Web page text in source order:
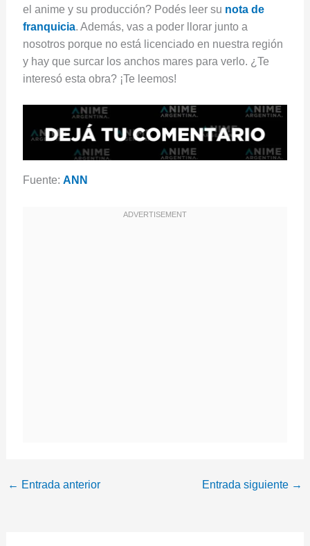
el anime y su producción? Podés leer su nota de
franquicia. Además, vas a poder llorar junto a
nosotros porque no está licenciado en nuestra región
y hay que surcar los anchos mares para verlo. ¿Te
interesó esta obra? ¡Te leemos!
Fuente: ANN
← Entrada anterior Entrada siguiente →